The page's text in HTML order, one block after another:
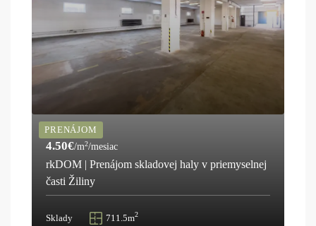
PRENÁJOM
4.50€/m2/mesiac
rkDOM | Prenájom skladovej haly v priemyselnej
časti Žiliny
Sklady 711.5m2